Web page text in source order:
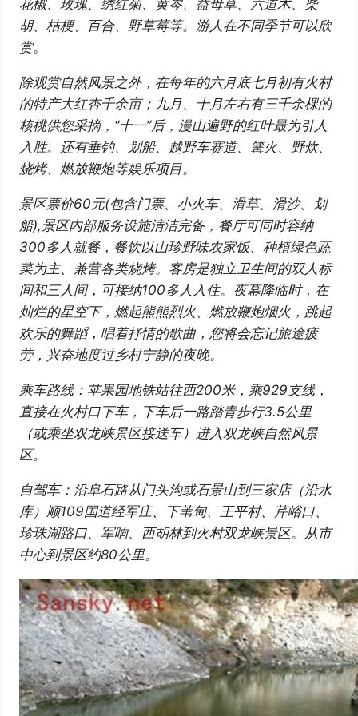
花椒、玫瑰、绣红菊、黄岑、益母草、六道木、柴
胡、桔梗、百合、野草莓等。游人在不同季节可以欣
赏。
除观赏自然风景之外，在每年的六月底七月初有火村
的特产大红杏千余亩；九月、十月左右有三千余棵的
核桃供您采摘，“十一”后，漫山遍野的红叶最为引人
入胜。还有垂钓、划船、越野车赛道、篝火、野炊、
烧烤、燃放鞭炮等娱乐项目。
景区票价60元(包含门票、小火车、滑草、滑沙、划
船),景区内部服务设施清洁完备，餐厅可同时容纳
300多人就餐，餐饮以山珍野味农家饭、种植绿色蔬
菜为主、兼营各类烧烤。客房是独立卫生间的双人标
间和三人间，可接纳100多人入住。夜幕降临时，在
灿烂的星空下，燃起熊熊烈火、燃放鞭炮烟火，跳起
欢乐的舞蹈，唱着抒情的歌曲，您将会忘记旅途疲
劳，兴奋地度过乡村宁静的夜晚。
乘车路线：苹果园地铁站往西200米，乘929支线，
直接在火村口下车，下车后一路踏青步行3.5公里
（或乘坐双龙峡景区接送车）进入双龙峡自然风景
区。
自驾车：沿阜石路从门头沟或石景山到三家店（沿水
库）顺109国道经军庄、下苇甸、王平村、芹峪口、
珍珠湖路口、军响、西胡林到火村双龙峡景区。从市
中心到景区约80公里。